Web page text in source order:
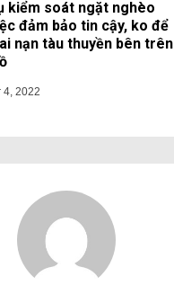
kiểm soát ngặt nghèo
đảm bảo tin cậy, ko để
nạn tàu thuyền bên trên
2022